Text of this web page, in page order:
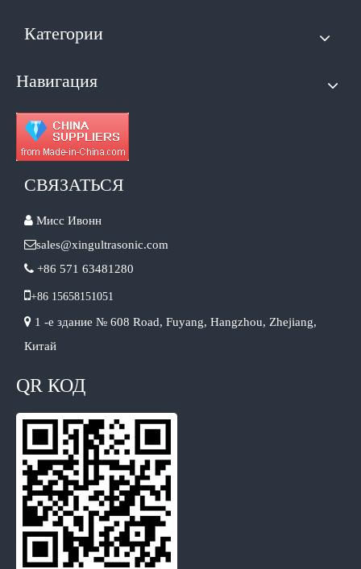
Категории
Навигация
СВЯЗАТЬСЯ
 Мисс Ивонн
sales@xingultrasonic.com
 +86 571 63481280
+86 15658151051
 1 -е здание № 608 Road, Fuyang, Hangzhou, Zhejiang,
Китай
QR КОД